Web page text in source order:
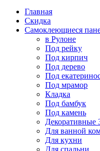
Главная
Скидка
Самоклеющиеся
в Рулоне
Под рейку
Под кирпич
Под дерево
Под
Под мрамор
Кладка
Под бамбук
Под камень
Декоративные
Для ванной
Для кухни
Для спальни